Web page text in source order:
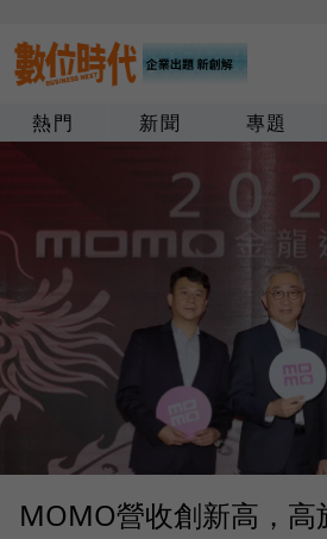
熱門 新聞 專題
MOMO營收創新高，高